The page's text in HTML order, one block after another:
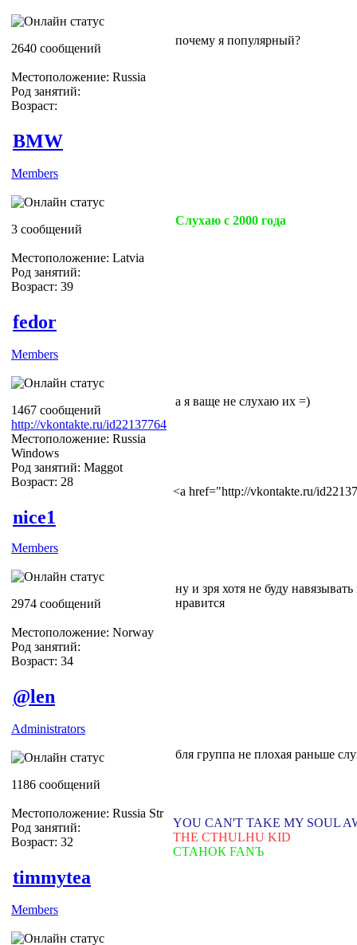
2640 сообщений
Местоположение: Russia
Род занятий:
Возраст:
почему я популярный?
BMW
Members
3 сообщений
Местоположение: Latvia
Род занятий:
Возраст: 39
Слухаю с 2000 года
fedor
Members
1467 сообщений
http://vkontakte.ru/id22137764
Местоположение: Russia
Windows
Род занятий: Maggot
Возраст: 28
а я ваще не слухаю их =)
<a href="http://vkontakte.ru/
nice1
Members
2974 сообщений
Местоположение: Norway
Род занятий:
Возраст: 34
ну и зря хотя не буду
нравится
@len
Administrators
1186 сообщений
Местоположение: Russia Str
Род занятий:
Возраст: 32
бля группа не плохая раньше
YOU CAN'T TAKE MY SOUL
THE CTHULHU KID
СТАНОК FANЪ
timmytea
Members